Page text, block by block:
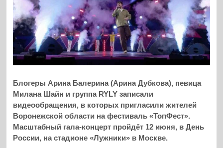
Блогеры Арина Балерина (Арина Дубкова), певица
Милана Шайн и группа RYLY записали
видеообращения, в которых пригласили жителей
Воронежской области на фестиваль «ТопФест».
Масштабный гала-концерт пройдёт 12 июня, в День
России, на стадионе «Лужники» в Москве.